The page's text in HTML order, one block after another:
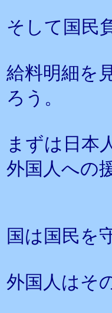
そして国民
給料明細を
ろう。
まずは日本
外国人への
国は国民を
外国人はそ